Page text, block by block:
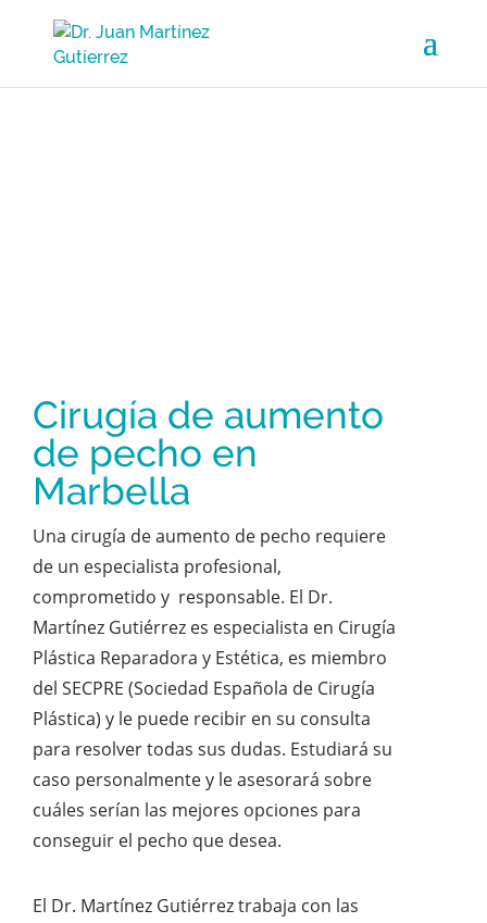
Cirugía de aumento
de pecho en
Marbella
Una cirugía de aumento de pecho requiere
de un especialista profesional,
comprometido y responsable. El Dr.
Martínez Gutiérrez es especialista en Cirugía
Plástica Reparadora y Estética, es miembro
del SECPRE (Sociedad Española de Cirugía
Plástica) y le puede recibir en su consulta
para resolver todas sus dudas. Estudiará su
caso personalmente y le asesorará sobre
cuáles serían las mejores opciones para
conseguir el pecho que desea.
El Dr. Martínez Gutiérrez trabaja con las